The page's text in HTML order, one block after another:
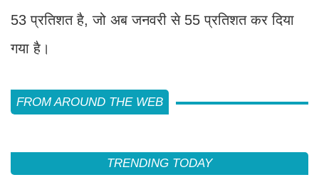
53 प्रतिशत है, जो अब जनवरी से 55 प्रतिशत कर दिया
गया है।
FROM AROUND THE WEB
TRENDING TODAY